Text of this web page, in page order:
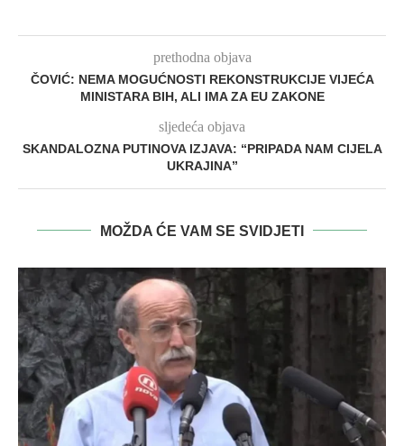
prethodna objava
ČOVIĆ: NEMA MOGUĆNOSTI REKONSTRUKCIJE VIJEĆA
MINISTARA BIH, ALI IMA ZA EU ZAKONE
sljedeća objava
SKANDALOZNA PUTINOVA IZJAVA: “PRIPADA NAM CIJELA
UKRAJINA”
MOŽDA ĆE VAM SE SVIDJETI